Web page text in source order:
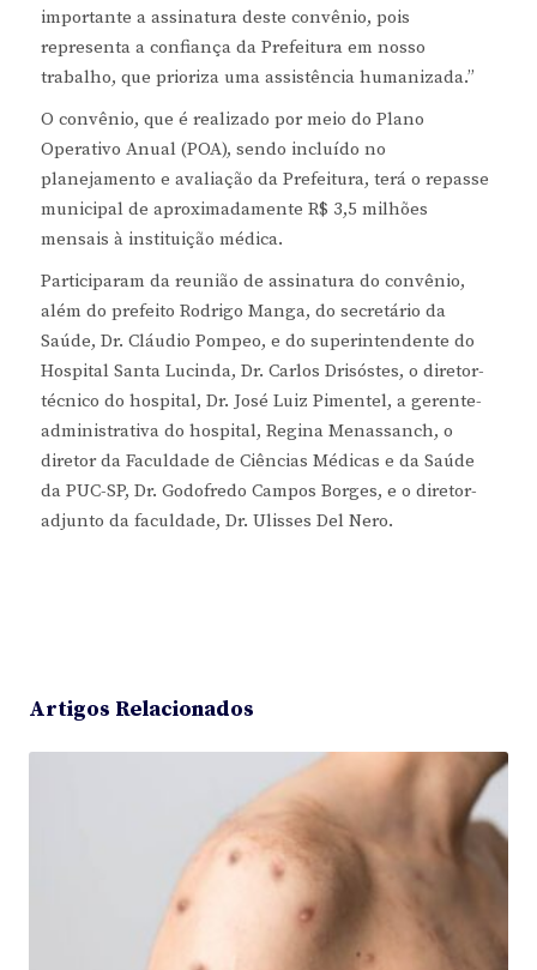
importante a assinatura deste convênio, pois
representa a confiança da Prefeitura em nosso
trabalho, que prioriza uma assistência humanizada.”
O convênio, que é realizado por meio do Plano
Operativo Anual (POA), sendo incluído no
planejamento e avaliação da Prefeitura, terá o repasse
municipal de aproximadamente R$ 3,5 milhões
mensais à instituição médica.
Participaram da reunião de assinatura do convênio,
além do prefeito Rodrigo Manga, do secretário da
Saúde, Dr. Cláudio Pompeo, e do superintendente do
Hospital Santa Lucinda, Dr. Carlos Drisóstes, o diretor-
técnico do hospital, Dr. José Luiz Pimentel, a gerente-
administrativa do hospital, Regina Menassanch, o
diretor da Faculdade de Ciências Médicas e da Saúde
da PUC-SP, Dr. Godofredo Campos Borges, e o diretor-
adjunto da faculdade, Dr. Ulisses Del Nero.
Artigos Relacionados